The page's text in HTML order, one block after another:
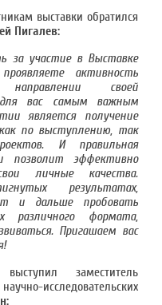
выставки обратился
Пигалев:
за участие в Выставке
активность
своей
вас самым важным
является получение
по выступлению, так
И правильная
позволит эффективно
личные качества.
результатах,
и дальше пробовать
различного формата,
Пригашаем вас
заместитель
исследовательских